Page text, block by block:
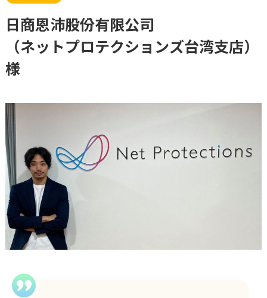
日商恩沛股份有限公司
（ネットプロテクションズ台湾支店）
様